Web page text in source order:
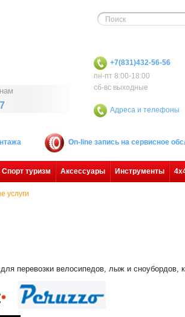
+7(831)432-56-56
пн-пт 8:00-18:00
сб-вс выходные
Адреса и телефоны
On-line запись на сервисное
Спорт туризм Аксессуары Инструменты
услуги
перевозки велосипедов, лыж и сноубордов,